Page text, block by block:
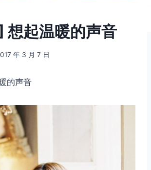
想起温暖的声音
年 3 月 7 日
的声音